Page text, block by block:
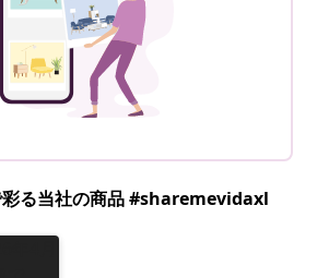
彩る当社の商品 #sharemevidaxl